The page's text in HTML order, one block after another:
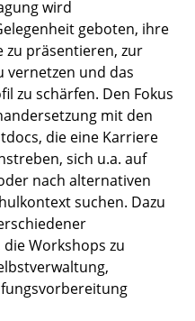
wird
geboten, ihre
zu präsentieren, zur
vernetzen und das
zu schärfen. Den Fokus
mit den
die eine Karriere
sich u.a. auf
nach alternativen
suchen. Dazu
Workshops zu